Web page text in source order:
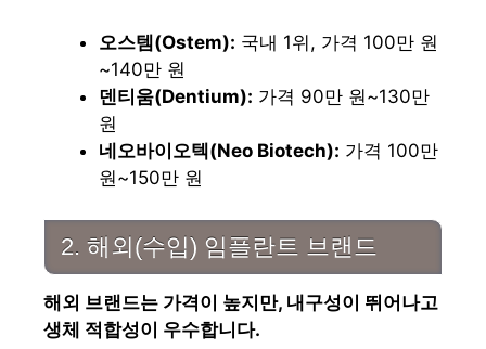
오스템(Ostem): 국내 1위, 가격 100만 원
~140만 원
덴티움(Dentium): 가격 90만 원~130만
원
네오바이오텍(Neo Biotech): 가격 100만
원~150만 원
2. 해외(수입) 임플란트 브랜드
해외 브랜드는 가격이 높지만, 내구성이 뛰어나고
생체 적합성이 우수합니다.